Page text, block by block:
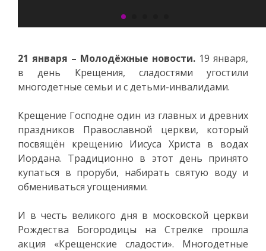
21 января – Молодёжные новости. 19 января,
в день Крещения, сладостями угостили
многодетные семьи и с детьми-инвалидами.
Крещение Господне один из главных и древних
праздников Православной церкви, который
посвящён крещению Иисуса Христа в водах
Иордана. Традиционно в этот день принято
купаться в проруби, набирать святую воду и
обмениваться угощениями.
И в честь великого дня в московской церкви
Рождества Богородицы на Стрелке прошла
акция «Крещенские сладости». Многодетные